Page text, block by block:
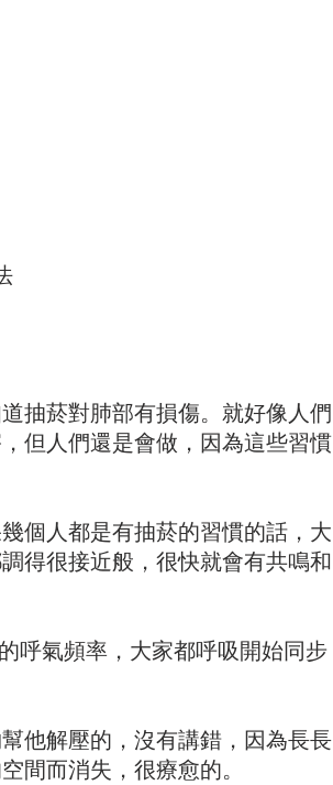
抽菸對肺部有損傷。就好像人們
但人們還是會做，因為這些習慣
個人都是有抽菸的習慣的話，大
得很接近般，很快就會有共鳴和
呼氣頻率，大家都呼吸開始同步
他解壓的，沒有講錯，因為長長
間而消失，很療愈的。